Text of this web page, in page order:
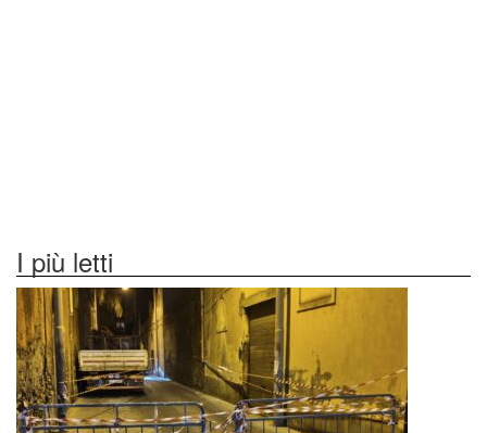
I più letti